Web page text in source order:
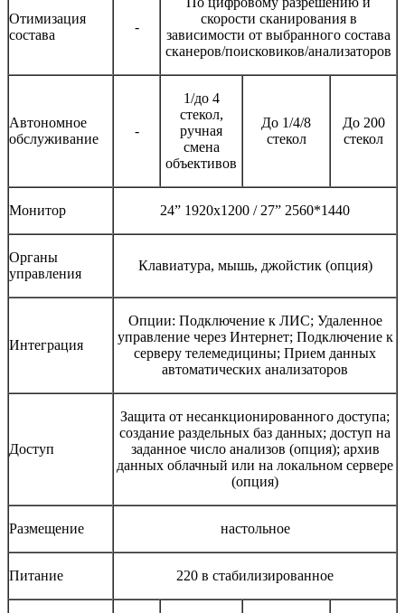
Отимизация
состава
-
скорости сканирования в
зависимости от выбранного состава
сканеров/поисковиков/анализаторов
Автономное
обслуживание
-
1/до 4
стекол,
ручная
смена
объективов
До 1/4/8
стекол
До 200
стекол
Монитор 24” 1920x1200 / 27” 2560*1440
Органы
управления
Клавиатура, мышь, джойстик (опция)
Интеграция
Опции: Подключение к ЛИС; Удаленное
управление через Интернет; Подключение к
серверу телемедицины; Прием данных
автоматических анализаторов
Доступ
Защита от несанкционированного доступа;
создание раздельных баз данных; доступ на
заданное число анализов (опция); архив
данных облачный или на локальном сервере
(опция)
Размещение настольное
Питание 220 в стабилизированное